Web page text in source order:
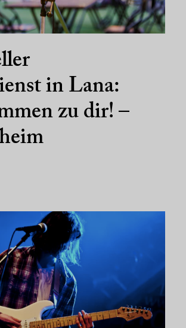
in Lana:
zu dir! –